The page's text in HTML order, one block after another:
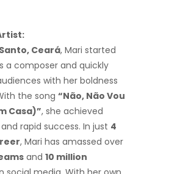
Ceará, Mari started
a composer and quickly
with her boldness
the song “Não, Não Vou
Casa)”, she achieved
rapid success. In just 4
, Mari has amassed over
and 10 million